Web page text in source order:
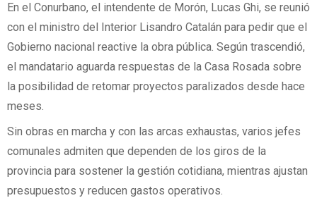
En el Conurbano, el intendente de Morón, Lucas Ghi, se reunió
con el ministro del Interior Lisandro Catalán para pedir que el
Gobierno nacional reactive la obra pública. Según trascendió,
el mandatario aguarda respuestas de la Casa Rosada sobre
la posibilidad de retomar proyectos paralizados desde hace
meses.
Sin obras en marcha y con las arcas exhaustas, varios jefes
comunales admiten que dependen de los giros de la
provincia para sostener la gestión cotidiana, mientras ajustan
presupuestos y reducen gastos operativos.